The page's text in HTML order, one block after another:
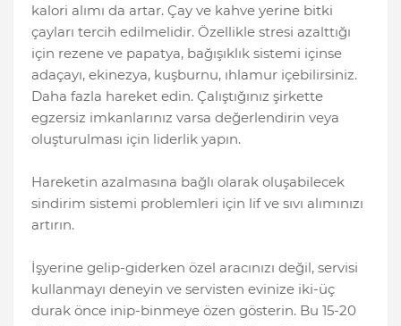
kalori alımı da artar. Çay ve kahve yerine bitki
çayları tercih edilmelidir. Özellikle stresi azalttığı
için rezene ve papatya, bağışıklık sistemi içinse
adaçayı, ekinezya, kuşburnu, ıhlamur içebilirsiniz.
Daha fazla hareket edin. Çalıştığınız şirkette
egzersiz imkanlarınız varsa değerlendirin veya
oluşturulması için liderlik yapın.
Hareketin azalmasına bağlı olarak oluşabilecek
sindirim sistemi problemleri için lif ve sıvı alımınızı
artırın.
İşyerine gelip-giderken özel aracınızı değil, servisi
kullanmayı deneyin ve servisten evinize iki-üç
durak önce inip-binmeye özen gösterin. Bu 15-20